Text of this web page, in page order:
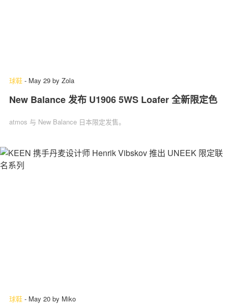
球鞋 - May 29 by Zola
New Balance 发布 U1906 5WS Loafer 全新限定色
atmos 与 New Balance 日本限定发售。
球鞋 - May 20 by Miko